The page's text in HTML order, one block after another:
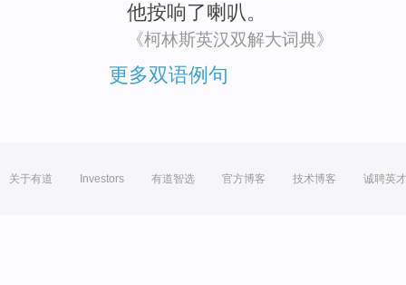
他按响了喇叭。
《柯林斯英汉双解大词典》
更多双语例句
关于有道 Investors 有道智选 官方博客 技术博客 诚聘英才